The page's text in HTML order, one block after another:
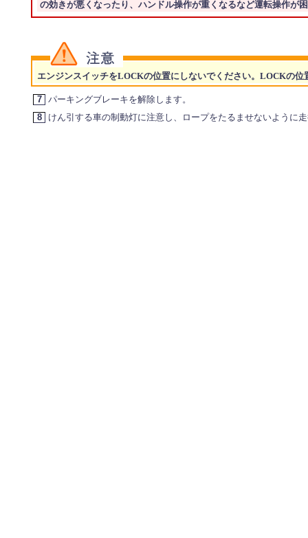
の効きが悪くなったり、ハンドル操作が重くなるなど運転操作が
エンジンスイッチをLOCKの位置にしないでください。LOCKの
7
パーキングブレーキを解除します。
8
けん引する車の制動灯に注意し、ロープをたるませないように